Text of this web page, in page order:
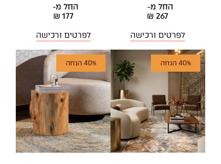
החל מ-
₪ 267
לפרטים ורכישה
החל מ-
₪ 177
לפרטים ורכישה
40% הנחה 40% הנחה